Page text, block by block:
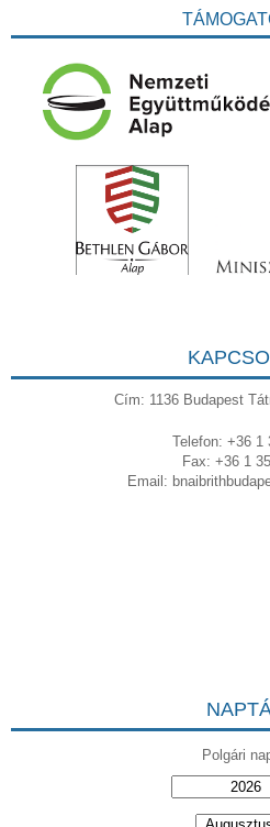
Cím: 1136 Budapest
Telefon: +36 1
Fax: +36 1
Email:
Polgári